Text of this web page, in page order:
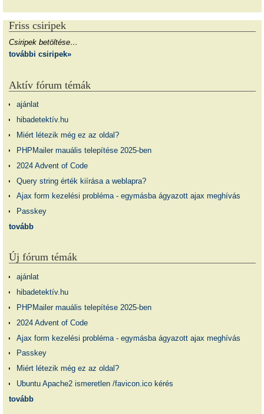
Friss csiripek
Csiripek betöltése…
további csiripek»
Aktív fórum témák
ajánlat
hibadetektív.hu
Miért létezik még ez az oldal?
PHPMailer mauális telepítése 2025-ben
2024 Advent of Code
Query string érték kiírása a weblapra?
Ajax form kezelési probléma - egymásba ágyazott ajax meghívás
Passkey
tovább
Új fórum témák
ajánlat
hibadetektív.hu
PHPMailer mauális telepítése 2025-ben
2024 Advent of Code
Ajax form kezelési probléma - egymásba ágyazott ajax meghívás
Passkey
Miért létezik még ez az oldal?
Ubuntu Apache2 ismeretlen /favicon.ico kérés
tovább